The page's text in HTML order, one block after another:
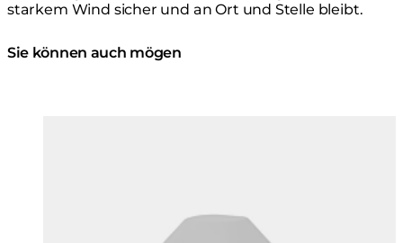
starkem Wind sicher und an Ort und Stelle bleibt.
Sie können auch mögen